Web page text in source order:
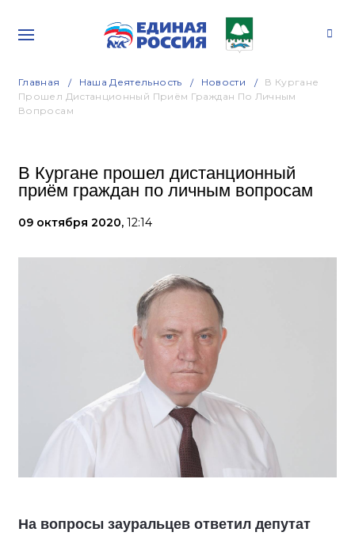
Главная Наша Деятельность Новости
В Кургане
Прошел Дистанционный Приём Граждан По Личным
Вопросам
В Кургане прошел дистанционный
приём граждан по личным вопросам
09 октября 2020, 12:14
На вопросы зауральцев ответил депутат